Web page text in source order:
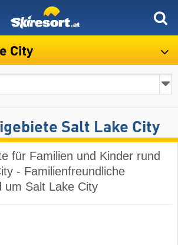
City
Salt Lake City
für Familien und Kinder rund
- Familienfreundliche
um Salt Lake City